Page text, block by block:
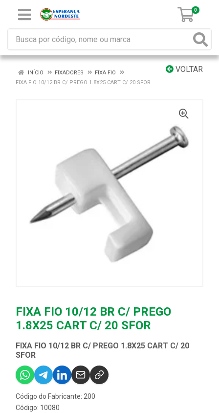
0
VOLTAR
INÍCIO FIXADORES
FIXA FIO
FIXA FIO 10/12 BR C/ PREGO 1.8X25 CART C/ 20 SFOR
FIXA FIO 10/12 BR C/ PREGO
1.8X25 CART C/ 20 SFOR
FIXA FIO 10/12 BR C/ PREGO 1.8X25 CART C/ 20
SFOR
Código do Fabricante: 200
Código: 10080